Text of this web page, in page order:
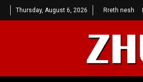
Thursday, August 6, 2026 Rreth nesh